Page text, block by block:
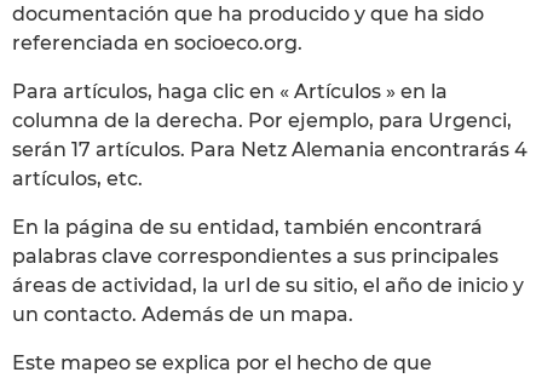
documentación que ha producido y que ha sido
referenciada en socioeco.org.
Para artículos, haga clic en « Artículos » en la
columna de la derecha. Por ejemplo, para Urgenci,
serán 17 artículos. Para Netz Alemania encontrarás 4
artículos, etc.
En la página de su entidad, también encontrará
palabras clave correspondientes a sus principales
áreas de actividad, la url de su sitio, el año de inicio y
un contacto. Además de un mapa.
Este mapeo se explica por el hecho de que